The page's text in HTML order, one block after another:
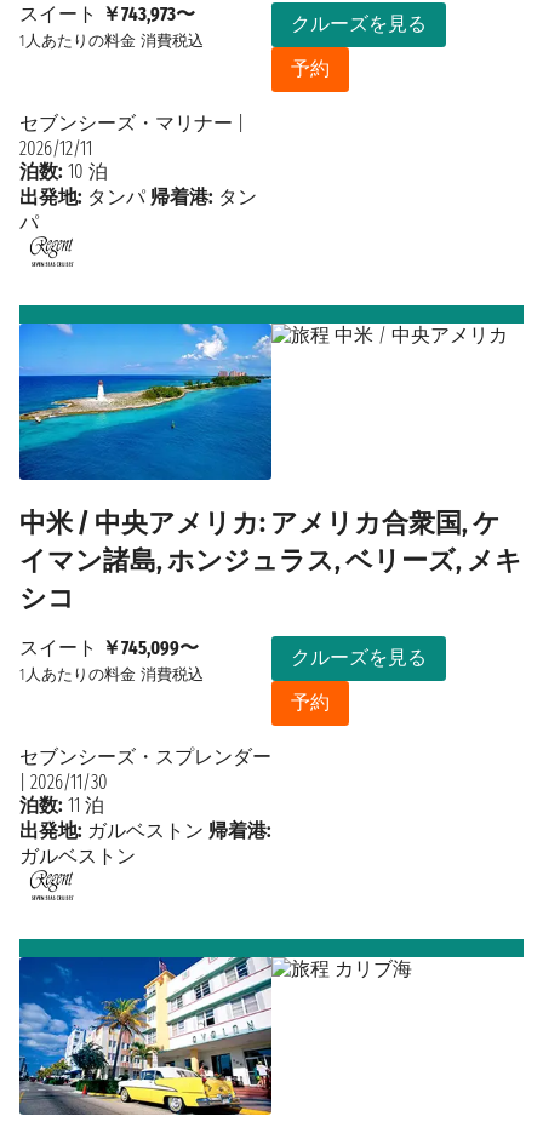
スイート ￥743,973〜
1人あたりの料金 消費税込
クルーズを見る
予約
セブンシーズ・マリナー
2026/12/11
泊数: 10 泊
出発地: タンパ 帰着港: タン
パ
中米 / 中央アメリカ: アメリカ合衆国, ケ
イマン諸島, ホンジュラス, ベリーズ, メキ
シコ
スイート ￥745,099〜
1人あたりの料金 消費税込
クルーズを見る
予約
セブンシーズ・スプレンダー
2026/11/30
泊数: 11 泊
出発地: ガルベストン 帰着港:
ガルベストン